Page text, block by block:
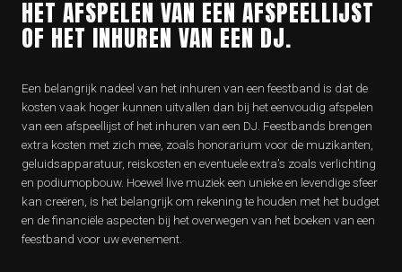
HET AFSPELEN VAN EEN AFSPEELLIJST
OF HET INHUREN VAN EEN DJ.
Een belangrijk nadeel van het inhuren van een feestband is dat de
kosten vaak hoger kunnen uitvallen dan bij het eenvoudig afspelen
van een afspeellijst of het inhuren van een DJ. Feestbands brengen
extra kosten met zich mee, zoals honorarium voor de muzikanten,
geluidsapparatuur, reiskosten en eventuele extra’s zoals verlichting
en podiumopbouw. Hoewel live muziek een unieke en levendige sfeer
kan creëren, is het belangrijk om rekening te houden met het budget
en de financiële aspecten bij het overwegen van het boeken van een
feestband voor uw evenement.